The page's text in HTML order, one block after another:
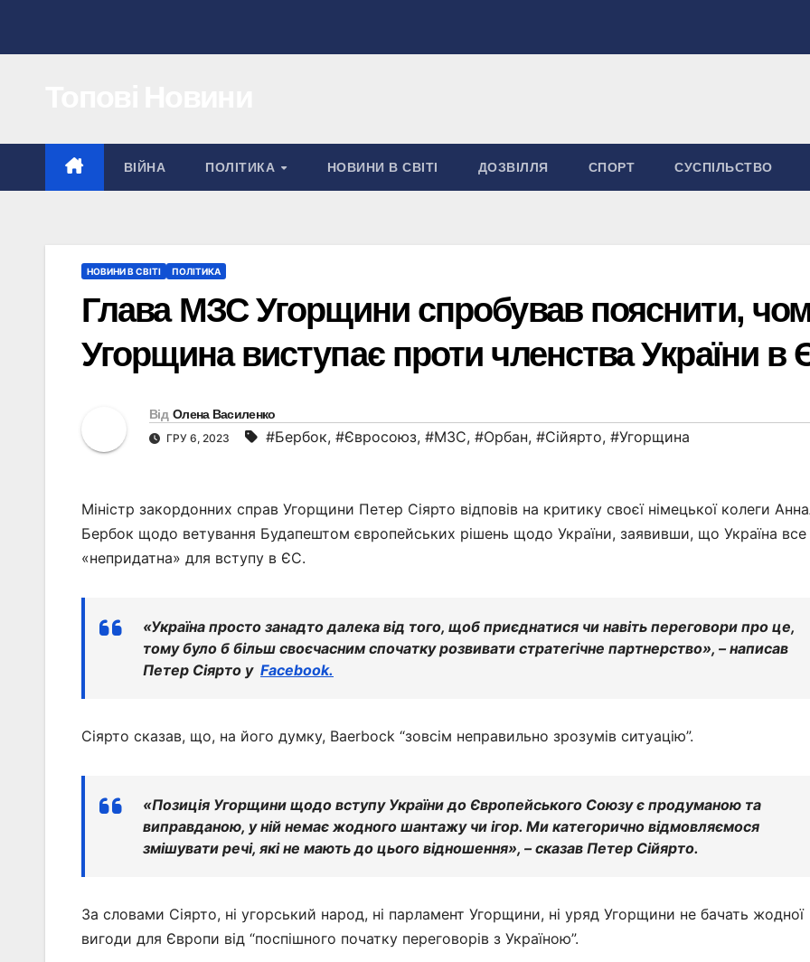
ВІЙНА ПОЛІТИКА НОВИНИ В СВІТІ ДОЗВІЛЛЯ СПОРТ СУСПІЛЬСТВО
НОВИНИ В СВІТІ ПОЛІТИКА
Глава МЗС Угорщини спробував пояснити,
Угорщина виступає проти членства України в
Від Олена Василенко
ГРУ 6, 2023 #Бербок, #Євросоюз, #МЗС, #Орбан, #Сійярто, #Угорщина
Міністр закордонних справ Угорщини Петер Сіярто відповів на критику своєї німецької колеги
Бербок щодо ветування Будапештом європейських рішень щодо України, заявивши, що Україна
«непридатна» для вступу в ЄС.
«Україна просто занадто далека від того, щоб приєднатися чи навіть переговори про це,
тому було б більш своєчасним спочатку розвивати стратегічне партнерство», – написав
Петер Сіярто у Facebook.
Сіярто сказав, що, на його думку, Baerbock “зовсім неправильно зрозумів ситуацію”.
«Позиція Угорщини щодо вступу України до Європейського Союзу є продуманою та
виправданою, у ній немає жодного шантажу чи ігор. Ми категорично відмовляємося
змішувати речі, які не мають до цього відношення», – сказав Петер Сійярто.
За словами Сіярто, ні угорський народ, ні парламент Угорщини, ні уряд Угорщини не бачать жодної
вигоди для Європи від “поспішного початку переговорів з Україною”.